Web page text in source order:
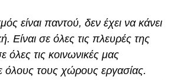
είναι παντού, δεν έχει να κάνει
Είναι σε όλες τις πλευρές της
όλες τις κοινωνικές μας
τους χώρους εργασίας.